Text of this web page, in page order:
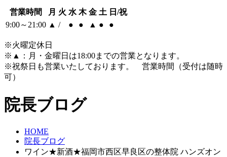
営業時間 月 火 水 木 金 土 日/祝
9:00～21:00 ▲ / ● ● ▲ ● ●
※火曜定休日
※ ▲
：月・金曜日は18:00までの営業となります。
※祝祭日も営業いたしております。 営業時間（受付は随時
可）
院長ブログ
HOME
院長ブログ
ワイン★新酒★福岡市西区早良区の整体院 ハンズオン